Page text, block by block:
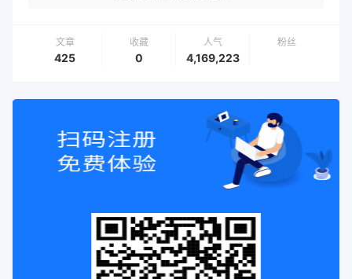
文章
425
收藏
0
人气
4,169,223
粉丝